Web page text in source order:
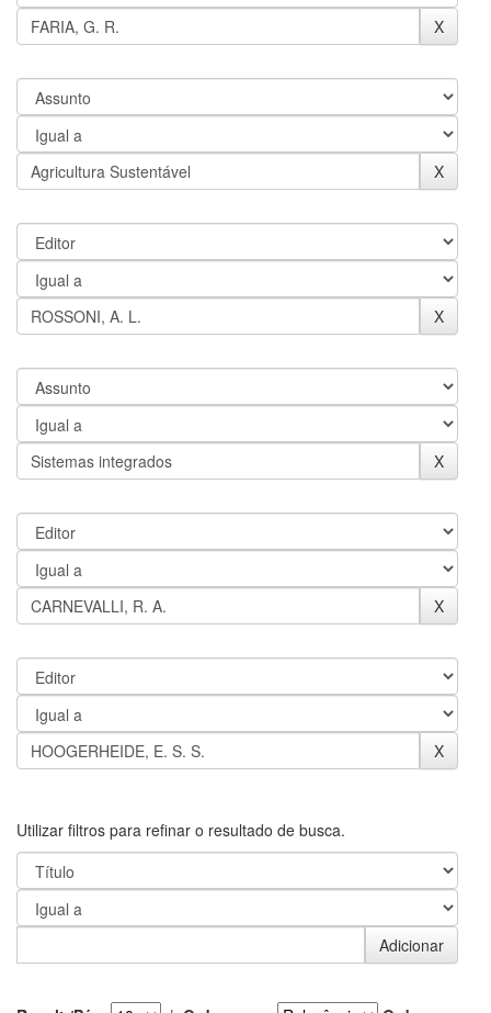
Utilizar filtros para refinar o resultado de busca.